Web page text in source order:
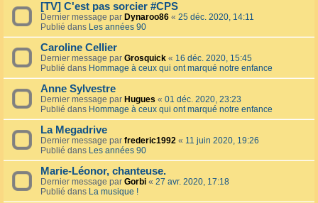
[TV] C'est pas sorcier #CPS
Dernier message par Dynaroo86 « 25 déc. 2020, 14:11
Publié dans Les années 90
Caroline Cellier
Dernier message par Grosquick « 16 déc. 2020, 15:45
Publié dans Hommage à ceux qui ont marqué notre enfance
Anne Sylvestre
Dernier message par Hugues « 01 déc. 2020, 23:23
Publié dans Hommage à ceux qui ont marqué notre enfance
La Megadrive
Dernier message par frederic1992 « 11 juin 2020, 19:26
Publié dans Les années 90
Marie-Léonor, chanteuse.
Dernier message par Gorbi « 27 avr. 2020, 17:18
Publié dans La musique !